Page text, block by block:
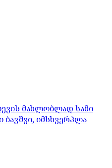
მახლობლად სამი
ბავშვი, იმსხვერპლა